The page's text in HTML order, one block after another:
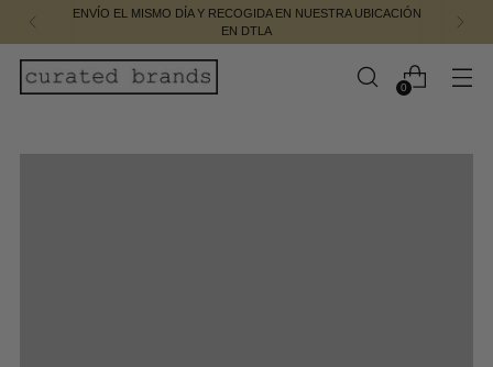
ENVÍO GRATIS EN PEDIDOS DE $95.00 O MÁS
0